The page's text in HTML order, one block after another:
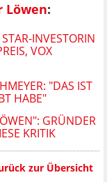
Löwen:
INVESTORIN
VOX
"DAS IST
HABE"
GRÜNDER
KRITIK
zur Übersicht